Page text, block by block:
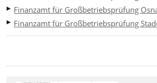
Finanzamt für Großbetriebsprüfung
Finanzamt für Großbetriebsprüfung